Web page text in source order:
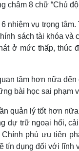
8 chữ “Chủ
nhiệm vụ trọng
sách tài khóa
ở mức thấp, thúc
tâm hơn nữa
bài học sai phạm
quản lý tốt hơn
dự trữ ngoại hối,
phủ ưu tiên
tín dụng đối với lĩnh